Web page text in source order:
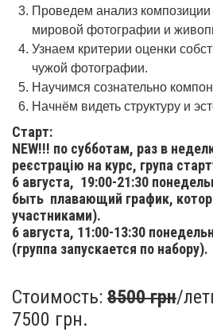
Проведем анализ композиции
мировой фотографии и
Узнаем критерии оценки
чужой фотографии.
Научимся сознательно
Начнём видеть структуру и
Старт:
NEW!!! по субботам, раз в
реєстрацію на курс, група
6 августа, 19:00-21:30
быть плавающий график,
участниками).
6 августа, 11:00-13:30
(группа запускается по набору).
Стоимость: 8500 грн/
7500 грн.